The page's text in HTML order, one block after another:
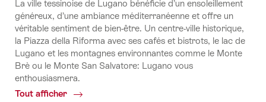
La ville tessinoise de Lugano bénéficie d’un ensoleillement
généreux, d’une ambiance méditerranéenne et offre un
véritable sentiment de bien-être. Un centre-ville historique,
la Piazza della Riforma avec ses cafés et bistrots, le lac de
Lugano et les montagnes environnantes comme le Monte
Brè ou le Monte San Salvatore: Lugano vous
enthousiasmera.
Tout afficher
Common.Of